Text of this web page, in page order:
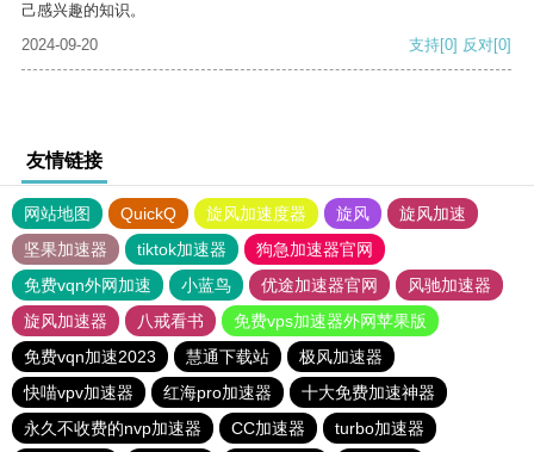
己感兴趣的知识。
2024-09-20
支持[0] 反对[0]
友情链接
网站地图 QuickQ 旋风加速度器 旋风
旋风加速
坚果加速器
tiktok加速器
狗急加速器官网
免费vqn外网加速
小蓝鸟 优途加速器官网
风驰加速器
旋风加速器
八戒看书
免费vps加速器外网苹果版
免费vqn加速2023
慧通下载站
极风加速器
快喵vpv加速器
红海pro加速器
十大免费加速神器
永久不收费的nvp加速器
CC加速器 turbo加速器